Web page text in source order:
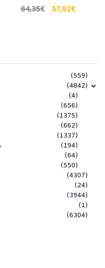
64,35€ 57,92€
(559)
(4842)
(4)
(656)
(1375)
(662)
(1337)
(194)
(64)
(550)
(4307)
(24)
(3944)
(1)
(6304)